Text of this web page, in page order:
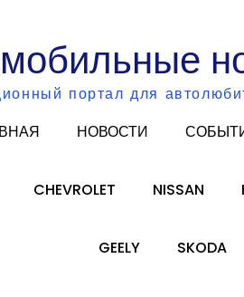
портал для
НОВОСТИ
CHEVROLET NISSAN
GEELY SKODA